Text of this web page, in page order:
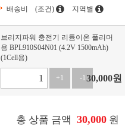
배송비
(조건) 지역별
브리지파워 충전기 리튬이온 폴리머
용 BPL910S04N01 (4.2V 1500mAh)
(1Cell용)
+1 -130,000원
총 상품 금액 30,000 원